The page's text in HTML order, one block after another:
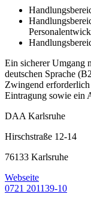
Ein sicherer Umgang
deutschen Sprache
Zwingend
Eintragung sowie ein
DAA Karlsruhe
Hirschstraße 12-14
76133 Karlsruhe
Webseite
0721 201139-10